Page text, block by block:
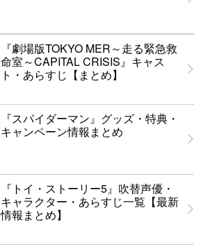
『劇場版TOKYO MER～走る緊急救
命室～CAPITAL CRISIS』キャス
ト・あらすじ【まとめ】
『スパイダーマン』グッズ・特典・
キャンペーン情報まとめ
『トイ・ストーリー5』吹替声優・
キャラクター・あらすじ一覧【最新
情報まとめ】